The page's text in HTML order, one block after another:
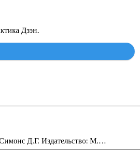
Дзэн.
Д.Г. Издательство: М.…